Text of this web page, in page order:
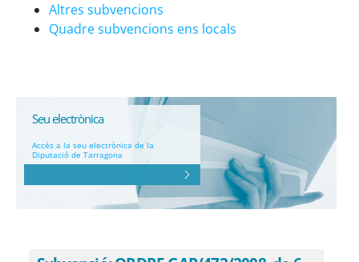
Altres subvencions
Quadre subvencions ens locals
Seu electrònica
Accés a la seu electrònica de la
Diputació de Tarragona